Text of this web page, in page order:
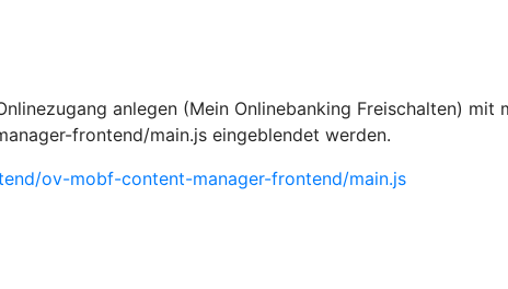
anlegen (Mein Onlinebanking Freischalten)
frontend/main.js eingeblendet werden.
ov-mobf-content-manager-frontend/main.js